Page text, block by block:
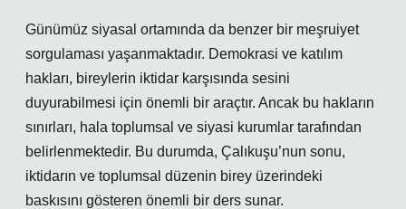
Günümüz siyasal ortamında da benzer bir meşruiyet
sorgulaması yaşanmaktadır. Demokrasi ve katılım
hakları, bireylerin iktidar karşısında sesini
duyurabilmesi için önemli bir araçtır. Ancak bu hakların
sınırları, hala toplumsal ve siyasi kurumlar tarafından
belirlenmektedir. Bu durumda, Çalıkuşu’nun sonu,
iktidarın ve toplumsal düzenin birey üzerindeki
baskısını gösteren önemli bir ders sunar.